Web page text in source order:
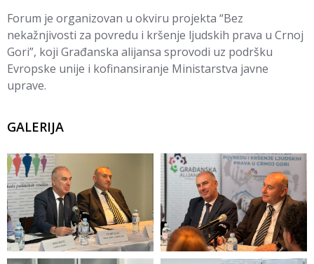
Forum je organizovan u okviru projekta “Bez
nekažnjivosti za povredu i kršenje ljudskih prava u Crnoj
Gori”, koji Građanska alijansa sprovodi uz podršku
Evropske unije i kofinansiranje Ministarstva javne
uprave.
GALERIJA